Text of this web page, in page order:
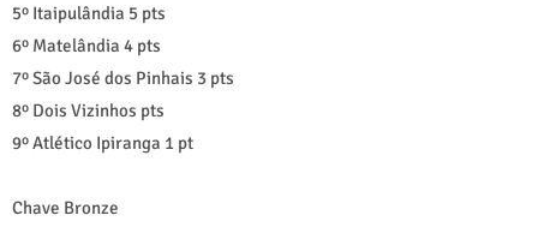
5º Itaipulândia 5 pts
6º Matelândia 4 pts
7º São José dos Pinhais 3 pts
8º Dois Vizinhos pts
9º Atlético Ipiranga 1 pt
Chave Bronze